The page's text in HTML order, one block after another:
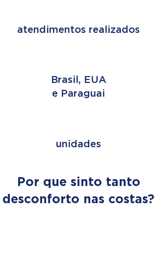
atendimentos realizados
Brasil, EUA
e Paraguai
unidades
Por que sinto tanto
desconforto nas costas?